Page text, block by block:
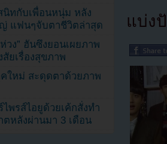
แบ่ง
นิทกับเพื่อนหนุ่ม หลัง
แฟนๆจับตาชีวิตล่าสุด
ง” ฮันซึงยอนเผยภาพ
ยเรื่องสุขภาพ
ใหม่ สะดุดตาด้วยภาพ
พรส์ไอยูด้วยเค้กสั่งทำ
ตหลังผ่านมา 3 เดือน